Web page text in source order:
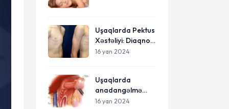
Uşaqlarda Pektus
Xəstəliyi: Diaqnoz
və Müalicə
16 yan 2024
Uşaqlarda
anadangəlmə
diafraqma yırtığı:
16 yan 2024